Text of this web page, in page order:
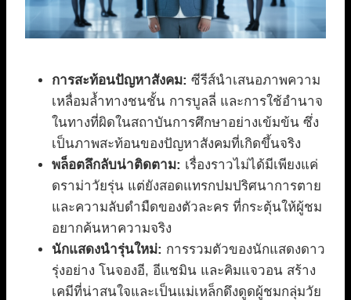
การสะท้อนปัญหาสังคม: ซีรีส์นำเสนอภาพความ
เหลื่อมล้ำทางชนชั้น การบูลลี่ และการใช้อำนาจ
ในทางที่ผิดในสถาบันการศึกษาอย่างเข้มข้น ซึ่ง
เป็นภาพสะท้อนของปัญหาสังคมที่เกิดขึ้นจริง
พล็อตลึกลับน่าติดตาม: เรื่องราวไม่ได้มีเพียงแค่
ดราม่าวัยรุ่น แต่ยังสอดแทรกปมปริศนาการตาย
และความลับดำมืดของตัวละคร ที่กระตุ้นให้ผู้ชม
อยากค้นหาความจริง
นักแสดงนำรุ่นใหม่: การรวมตัวของนักแสดงดาว
รุ่งอย่าง โนจองอี, อีแชมิน และคิมแจวอน สร้าง
เคมีที่น่าสนใจและเป็นแม่เหล็กดึงดูดผู้ชมกลุ่มวัย